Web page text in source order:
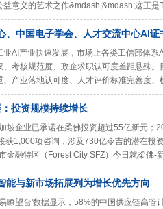
意义的艺术之作&mdash;&mdash;这正是
、中国电子学会、人才交流中心AI证
AI产业快速发展，市场上各类工信部体
考核规范度、政企求职认可度差距悬殊
产业落地认可度、人才评价标准完善度、
投资规模持续增长
坡企业已承诺在柔佛投资超过55亿新元；
获1,000项咨询，涉及730亿令吉的潜在投
金融特区（Forest City SFZ）今日就柔佛-
能与新市场拓展列为增长优先方向
瞭望台'数据显示，58%的中国供应链高管